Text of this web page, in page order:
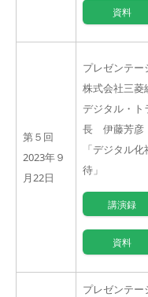
資料
第５回
2023年９
月22日
プレゼンテー
株式会社三
デジタル・ト
長 伊藤芳
「デジタル
待」
講演録
資料
プレゼンテー